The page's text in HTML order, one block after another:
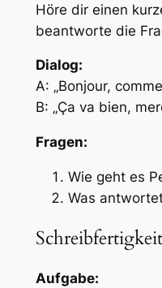
Höre dir einen
beantworte die
Dialog:
A: „Bonjour,
B: „Ça va bien,
Fragen:
Wie geht es
Was
Aufgabe: